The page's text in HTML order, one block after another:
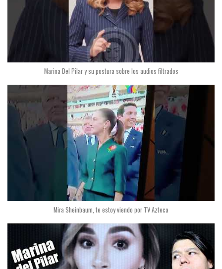
Marina Del Pilar y su postura sobre los audios filtrados
Mira Sheinbaum, te estoy viendo por TV Azteca